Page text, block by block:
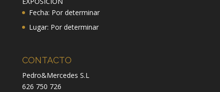
Fecha: Por determinar
Lugar: Por determinar
CONTACTO
Pedro&Mercedes S.L
626 750 726